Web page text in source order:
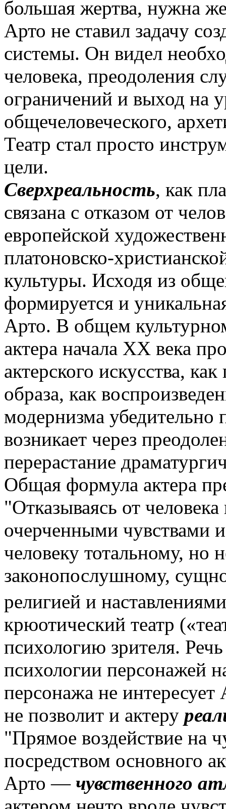
большая жертва, нужна
Арто не ставил задачу
системы. Он видел
человека, преодоления
ограничений и выход на
общечеловеческого,
Театр стал просто
цели.
Сверхреальность, как
связана с отказом от
европейской
платоновско-
культуры. Исходя из
формируется и
Арто. В общем
актера начала ХХ века
актерского искусства,
образа, как
модернизма убедительно
возникает через
перерастание
Общая формула актера
"Отказываясь от
очерченными чувствами
человеку тотальному, но
законопослушному,
религией и
крюотический театр
психологию зрителя.
психологии персонажей
персонажа не
не позволит и актеру
"Прямое воздействие на
посредством основного
Арто — чувственного